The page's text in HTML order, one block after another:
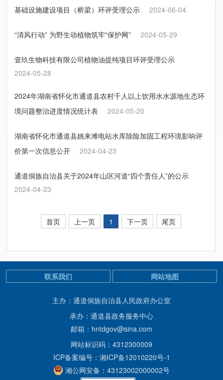
基础设施建设项目（桥梁）环评受理公示
2024-06-04
“清风行动” 为野生动植物筑牢“保护网” 2024-05-29
壹玖生物科技有限公司植物油提纯项目环评受理公示
2024-05-28
2024年湖南省怀化市通道县农村千人以上饮用水水源地生态环
境问题整治进度情况统计表
2024-05-20
湖南省怀化市通道县姚来滩电站水库除险加固工程环境影响评
价第一次信息公开
2024-04-23
通道侗族自治县关于2024年山区河道“四个责任人”的公示
2024-04-23
首页 上一页 1 下一页 尾页
主办：通道侗族自治县人民政府办公室
承办：通道县政务服务中心
邮箱：hntdgov@sina.com
网站标识码：4312300009
ICP备案编号：湘ICP备12010220号-1
湘公网安备：43123002000002号
联系我们 网站地图